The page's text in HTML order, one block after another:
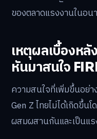
ของตลาดแรงงานในอน
เหตุผลเบื้องหลั
หันมาสนใจ
ความสนใจที่เพิ่มขึ้นอย่
Gen Z ไทยไม่ได้เกิดขึ้น
ผสมผสานกันและเป็นแ